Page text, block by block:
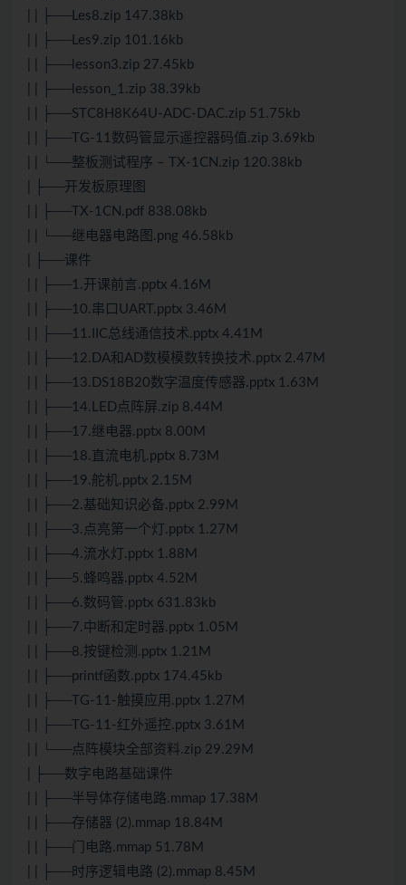
| | ├──Les8.zip 147.38kb
| | ├──Les9.zip 101.16kb
| | ├──lesson3.zip 27.45kb
| | ├──lesson_1.zip 38.39kb
| | ├──STC8H8K64U-ADC-DAC.zip 51.75kb
| | ├──TG-11数码管显示遥控器码值.zip 3.69kb
| | └──整板 测试程序 – TX-1CN.zip 120.38kb
| ├──开发板原理图
| | ├──TX-1CN.pdf 838.08kb
| | └──继电器电路图.png 46.58kb
| ├──课件
| | ├──1.开课前言.pptx 4.16M
| | ├──10.串口UART.pptx 3.46M
| | ├──11.IIC总线通信技术.pptx 4.41M
| | ├──12.DA和AD数模模数转换技术.pptx 2.47M
| | ├──13.DS18B20数字温度传感器.pptx 1.63M
| | ├──14.LED点阵屏.zip 8.44M
| | ├──17.继电器.pptx 8.00M
| | ├──18.直流电机.pptx 8.73M
| | ├──19.舵机.pptx 2.15M
| | ├──2.基础知识必备.pptx 2.99M
| | ├──3.点亮第一个灯.pptx 1.27M
| | ├──4.流水灯.pptx 1.88M
| | ├──5.蜂鸣器.pptx 4.52M
| | ├──6.数码管.pptx 631.83kb
| | ├──7.中断和定时器.pptx 1.05M
| | ├──8.按键检测.pptx 1.21M
| | ├──printf函数.pptx 174.45kb
| | ├──TG-11-触摸应用.pptx 1.27M
| | ├──TG-11-红外遥控.pptx 3.61M
| | └──点阵模块全部资料.zip 29.29M
| ├──数字电路基础课件
| | ├──半导体存储电路.mmap 17.38M
| | ├──存储器 (2).mmap 18.84M
| | ├──门电路.mmap 51.78M
| | ├──时序逻辑电路 (2).mmap 8.45M